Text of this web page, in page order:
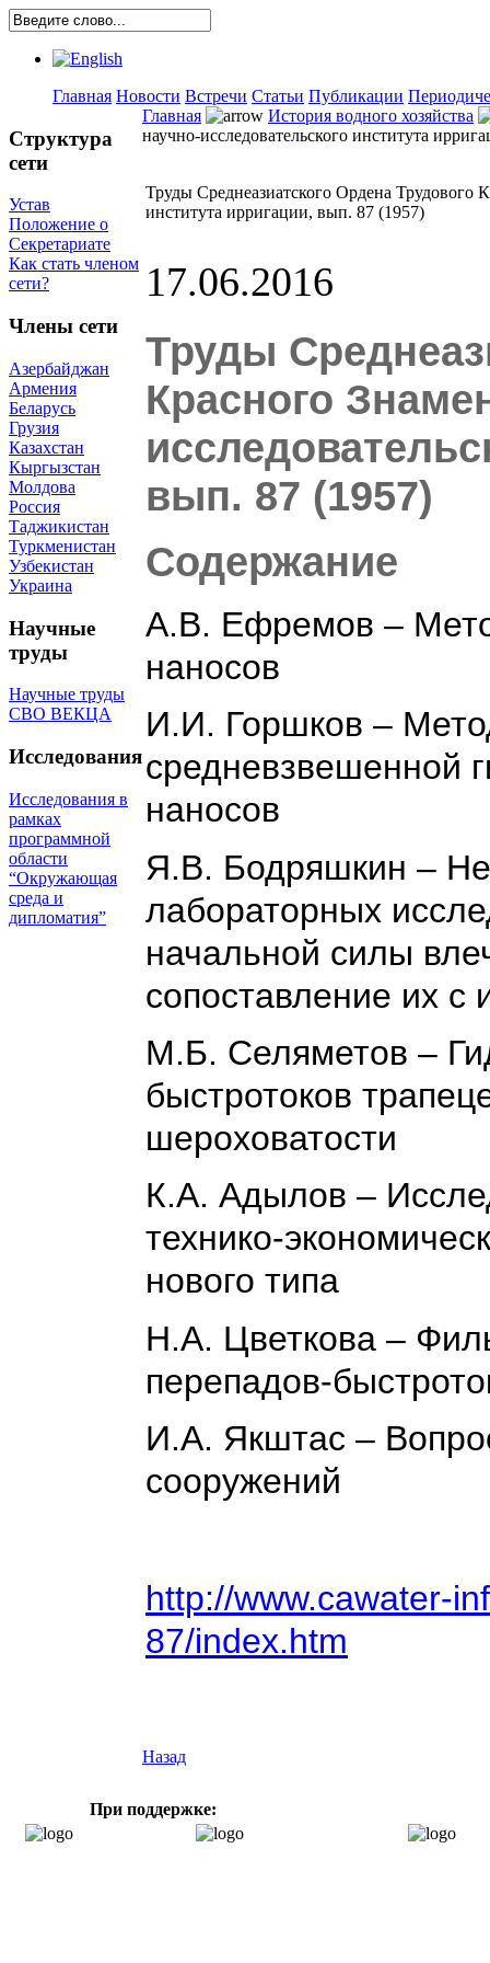
Главная Новости Встречи Статьи Публикации
Структура
сети
Устав
Положение о
Секретариате
Как стать членом
сети?
Члены сети
Азербайджан
Армения
Беларусь
Грузия
Казахстан
Кыргызстан
Молдова
Россия
Таджикистан
Туркменистан
Узбекистан
Украина
Научные
труды
Научные труды
СВО ВЕКЦА
Исследования
Исследования в
рамках
программной
области
“Окружающая
среда и
дипломатия”
Главная
История водного хозяйства
научно-исследовательского института
Труды Среднеазиатского Ордена Трудового
института ирригации, вып. 87 (1957)
17.06.2016
Труды
Красного
вып. 87 (1957)
Содержание
А.В. Ефремов –
наносов
И.И. Горшков –
средневзвешенной
наносов
Я.В. Бодряшкин –
лабораторных
начальной силы
сопоставление их
М.Б. Селяметов –
быстротоков
шероховатости
К.А. Адылов –
технико-
нового типа
Н.А. Цветкова –
перепадов-
И.А. Якштас –
сооружений
http://www.cawater-
87/index.htm
Назад
При поддержке: